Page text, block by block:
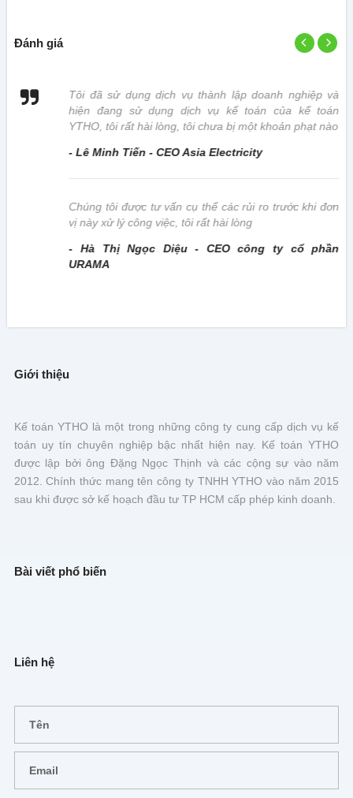
Đánh giá
Tôi đã sử dụng dịch vụ thành lập doanh nghiệp và
hiện đang sử dụng dịch vụ kế toán của kế toán
YTHO, tôi rất hài lòng, tôi chưa bị một khoản phạt nào
- Lê Minh Tiến - CEO Asia Electricity
Chúng tôi được tư vấn cụ thể các rủi ro trước khi đơn
vị này xử lý công việc, tôi rất hài lòng
- Hà Thị Ngọc Diệu - CEO công ty cổ phần
URAMA
Giới thiệu
Kế toán YTHO là một trong những công ty cung cấp dịch vụ kế
toán uy tín chuyên nghiệp bậc nhất hiện nay. Kế toán YTHO
được lập bởi ông Đặng Ngọc Thịnh và các cộng sự vào năm
2012. Chính thức mang tên công ty TNHH YTHO vào năm 2015
sau khi được sở kế hoạch đầu tư TP HCM cấp phép kinh doanh.
Bài viết phổ biến
Liên hệ